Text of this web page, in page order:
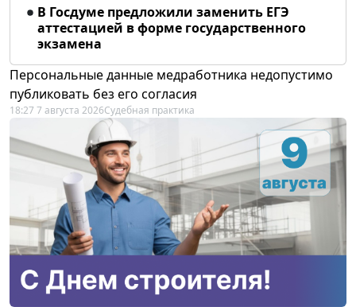
В Госдуме предложили заменить ЕГЭ
аттестацией в форме государственного
экзамена
Персональные данные медработника недопустимо
публиковать без его согласия
18:27 7 августа 2026Судебная практика